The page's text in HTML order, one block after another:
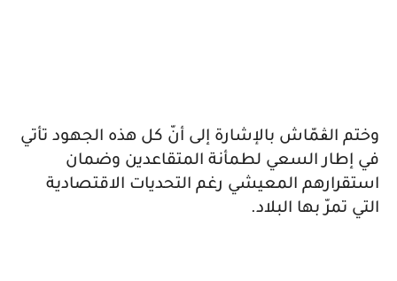
وختم الڨمّاش بالإشارة إلى أنّ كل هذه الجهود تأتي
في إطار السعي لطمأنة المتقاعدين وضمان
استقرارهم المعيشي رغم التحديات الاقتصادية
التي تمرّ بها البلاد.